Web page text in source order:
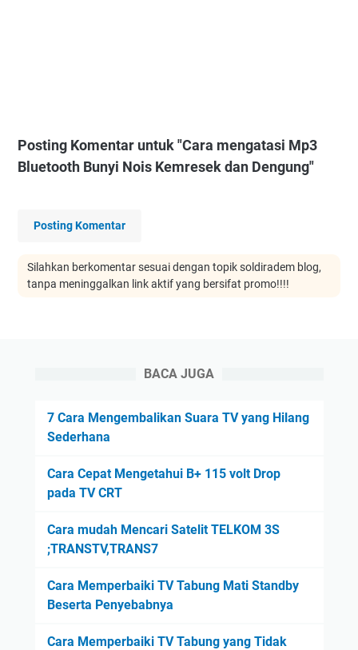
Posting Komentar untuk "Cara mengatasi Mp3
Bluetooth Bunyi Nois Kemresek dan Dengung"
Posting Komentar
Silahkan berkomentar sesuai dengan topik soldiradem blog,
tanpa meninggalkan link aktif yang bersifat promo!!!!
BACA JUGA
7 Cara Mengembalikan Suara TV yang Hilang
Sederhana
Cara Cepat Mengetahui B+ 115 volt Drop
pada TV CRT
Cara mudah Mencari Satelit TELKOM 3S
;TRANSTV,TRANS7
Cara Memperbaiki TV Tabung Mati Standby
Beserta Penyebabnya
Cara Memperbaiki TV Tabung yang Tidak